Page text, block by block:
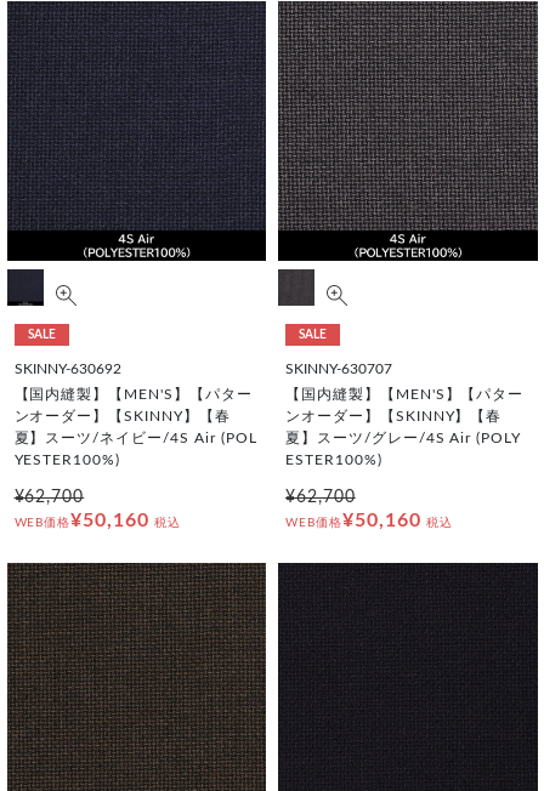
SALE
SKINNY-630692
【国内縫製】【MEN'S】【パター
ンオーダー】【SKINNY】【春
夏】スーツ/ネイビー/4S Air (POL
YESTER100%)
¥62,700
WEB価格¥50,160 税込
SALE
SKINNY-630707
【国内縫製】【MEN'S】【パター
ンオーダー】【SKINNY】【春
夏】スーツ/グレー/4S Air (POLY
ESTER100%)
¥62,700
WEB価格¥50,160 税込